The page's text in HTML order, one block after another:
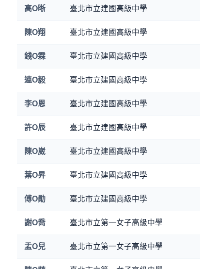
高O晰 臺北市立建國高級中學
陳O翔 臺北市立建國高級中學
錢O霖 臺北市立建國高級中學
連O毅 臺北市立建國高級中學
李O恩 臺北市立建國高級中學
許O辰 臺北市立建國高級中學
陳O崴 臺北市立建國高級中學
葉O昇 臺北市立建國高級中學
傅O勛 臺北市立建國高級中學
謝O喬 臺北市立第一女子高級中學
盂O兒 臺北市立第一女子高級中學